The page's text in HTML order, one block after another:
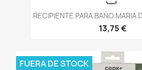
RECIPIENTE PARA BAÑO MARIA
13,75 €
FUERA DE STOCK